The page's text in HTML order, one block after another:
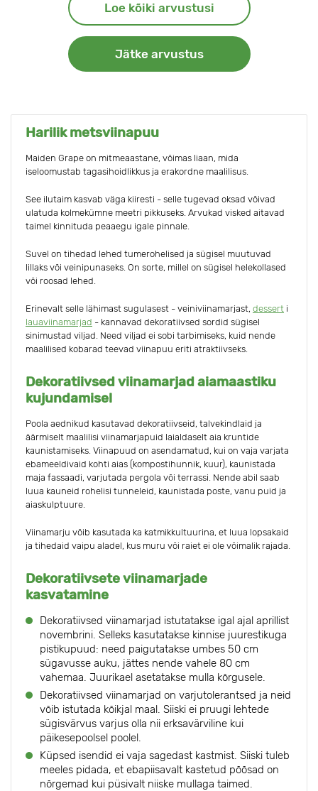
Loe kõiki arvustusi
Jätke arvustus
Harilik metsviinapuu
Maiden Grape on mitmeaastane, võimas liaan, mida
iseloomustab tagasihoidlikkus ja erakordne maalilisus.
See ilutaim kasvab väga kiiresti - selle tugevad oksad võivad
ulatuda kolmekümne meetri pikkuseks. Arvukad visked aitavad
taimel kinnituda peaaegu igale pinnale.
Suvel on tihedad lehed tumerohelised ja sügisel muutuvad
lillaks või veinipunaseks. On sorte, millel on sügisel helekollased
või roosad lehed.
Erinevalt selle lähimast sugulasest - veiniviinamarjast, dessert i
lauaviinamarjad - kannavad dekoratiivsed sordid sügisel
sinimustad viljad. Need viljad ei sobi tarbimiseks, kuid nende
maalilised kobarad teevad viinapuu eriti atraktiivseks.
Dekoratiivsed viinamarjad aiamaastiku
kujundamisel
Poola aednikud kasutavad dekoratiivseid, talvekindlaid ja
äärmiselt maalilisi viinamarjapuid laialdaselt aia kruntide
kaunistamiseks. Viinapuud on asendamatud, kui on vaja varjata
ebameeldivaid kohti aias (kompostihunnik, kuur), kaunistada
maja fassaadi, varjutada pergola või terrassi. Nende abil saab
luua kauneid rohelisi tunneleid, kaunistada poste, vanu puid ja
aiaskulptuure.
Viinamarju võib kasutada ka katmikkultuurina, et luua lopsakaid
ja tihedaid vaipu aladel, kus muru või raiet ei ole võimalik rajada.
Dekoratiivsete viinamarjade
kasvatamine
Dekoratiivsed viinamarjad istutatakse igal ajal aprillist
novembrini. Selleks kasutatakse kinnise juurestikuga
pistikupuud: need paigutatakse umbes 50 cm
sügavusse auku, jättes nende vahele 80 cm
vahemaa. Juurikael asetatakse mulla kõrgusele.
Dekoratiivsed viinamarjad on varjutolerantsed ja neid
võib istutada kõikjal maal. Siiski ei pruugi lehtede
sügisvärvus varjus olla nii erksavärviline kui
päikesepoolsel poolel.
Küpsed isendid ei vaja sagedast kastmist. Siiski tuleb
meeles pidada, et ebapiisavalt kastetud põõsad on
nõrgemad kui püsivalt niiske mullaga taimed.